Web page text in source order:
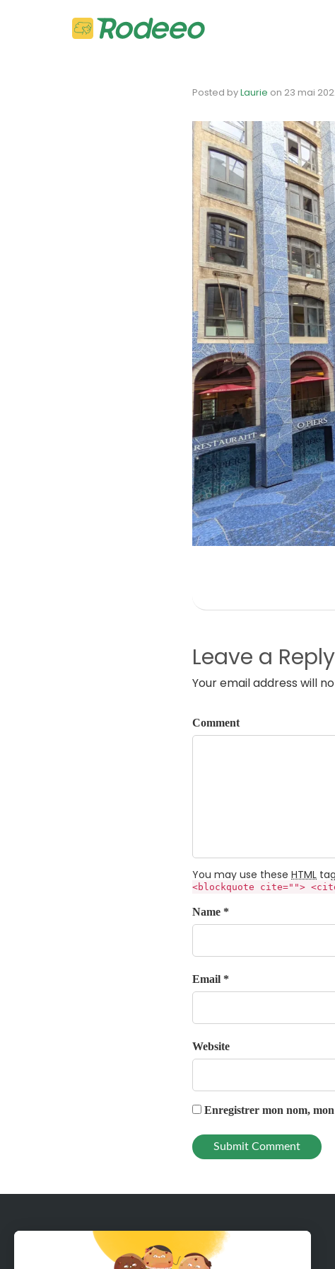
Posted byLaurie on 23 mai
Leave a Reply
Your email address will
Comment
You may use these HTML
<blockquote cite="">
Name *
Email *
Website
Enregistrer mon nom,